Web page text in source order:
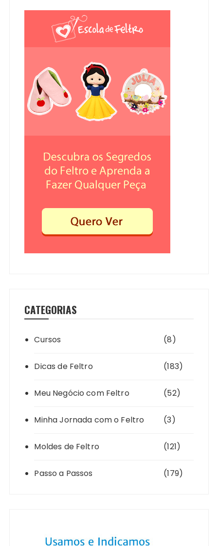
CATEGORIAS
Cursos (8)
Dicas de Feltro (183)
Meu Negócio com Feltro (52)
Minha Jornada com o Feltro (3)
Moldes de Feltro (121)
Passo a Passos (179)